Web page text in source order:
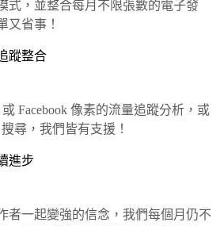
式，並整合每月不限張數的電子發
又省事！
蹤整合
Facebook 像素的流量追蹤分析，或
尋，我們皆有支援！
進步
者一起變強的信念，我們每個月仍不